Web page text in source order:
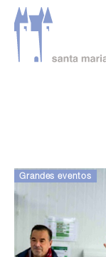
Página inicial
Grandes eventos